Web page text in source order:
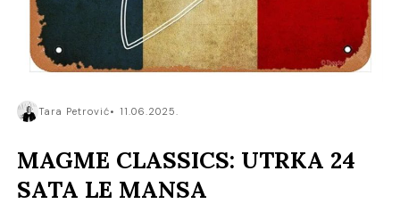
Tara Petrović 11.06.2025.
MAGME CLASSICS: UTRKA 24
SATA LE MANSA